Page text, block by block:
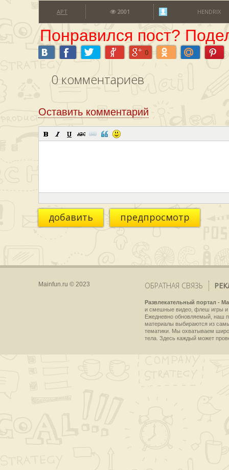
АРТ 2001 HENDRIX
Понравился пост?
0
0 комментариев
Оставить комментарий
добавить предпросмотр
Mainfun.ru © 2023 ОБРАТНАЯ СВЯЗЬ
Развлекательный портал -
и смешные видео, флеш игры и
Ежедневно обновляемый, наш
материалы выбираются из
тематики. Мы охватываем
тела. Здесь каждый может